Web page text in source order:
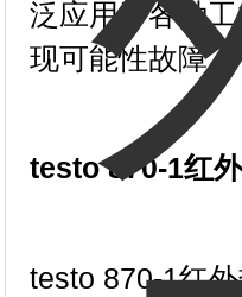
泛应用于各种
现可能性故障。
testo 870-1红
testo 870-1红